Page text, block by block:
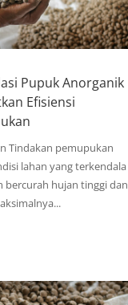
Pupuk Anorganik
Efisiensi
Tindakan pemupukan
lahan yang terkendala
bercurah hujan tinggi dan